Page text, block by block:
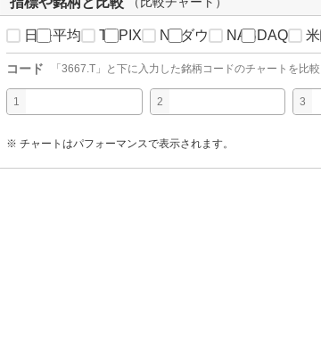
日経平均 TOPIX NYダウ NASDAQ
コード 「 3667.T 」と下に入力した銘柄コードのチャートを比較
1 2 3
※ チャートはパフォーマンスで表示されます。